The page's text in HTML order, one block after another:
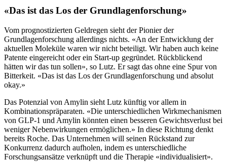
«Das ist das Los der Grundlagenforschung»
Vom prognostizierten Geldregen sieht der Pionier der
Grundlagenforschung allerdings nichts. «An der Entwicklung der
aktuellen Moleküle waren wir nicht beteiligt. Wir haben auch keine
Patente eingereicht oder ein Start-up gegründet. Rückblickend
hätten wir das tun sollen», so Lutz. Er sagt das ohne eine Spur von
Bitterkeit. «Das ist das Los der Grundlagenforschung und absolut
okay.»
Das Potenzial von Amylin sieht Lutz künftig vor allem in
Kombinationspräparaten. «Die unterschiedlichen Wirkmechanismen
von GLP-1 und Amylin könnten einen besseren Gewichtsverlust bei
weniger Nebenwirkungen ermöglichen.» In diese Richtung denkt
bereits Roche. Das Unternehmen will seinen Rückstand zur
Konkurrenz dadurch aufholen, indem es unterschiedliche
Forschungsansätze verknüpft und die Therapie «individualisiert».